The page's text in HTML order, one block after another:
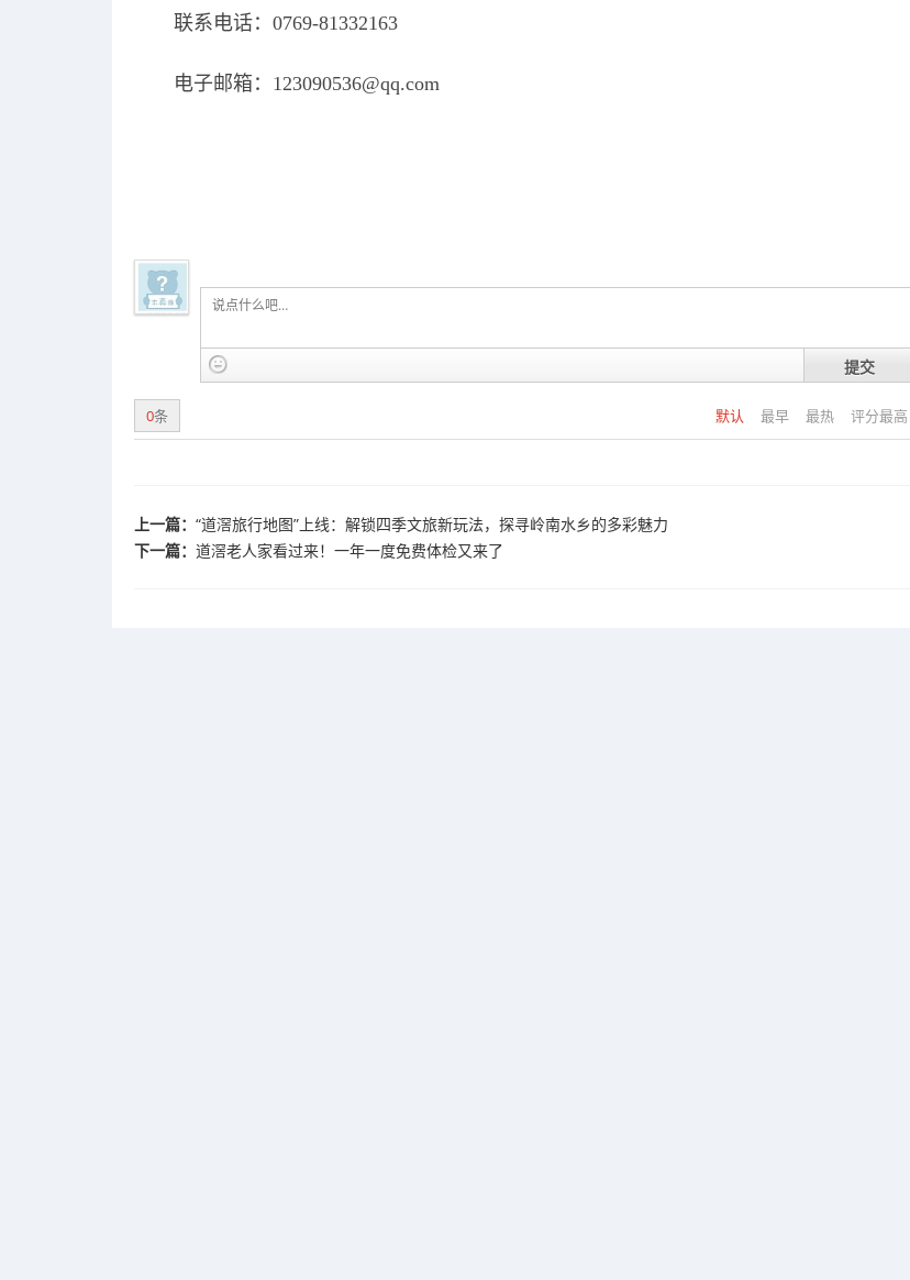
联系电话：0769-81332163
电子邮箱：123090536@qq.com
提交
默认 最早 最热 评分最高
0条
上一篇： “道滘旅行地图”上线：解锁四季文旅新玩法，探寻岭南水乡的多彩魅力
下一篇： 道滘老人家看过来！一年一度免费体检又来了